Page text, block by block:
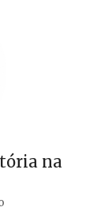
na